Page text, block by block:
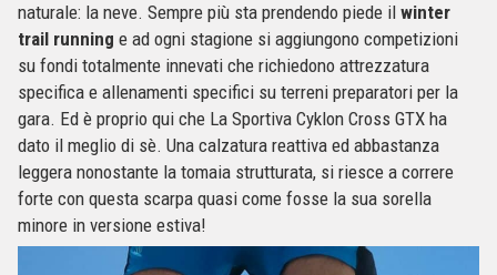
naturale: la neve. Sempre più sta prendendo piede il winter
trail running e ad ogni stagione si aggiungono competizioni
su fondi totalmente innevati che richiedono attrezzatura
specifica e allenamenti specifici su terreni preparatori per la
gara. Ed è proprio qui che La Sportiva Cyklon Cross GTX ha
dato il meglio di sè. Una calzatura reattiva ed abbastanza
leggera nonostante la tomaia strutturata, si riesce a correre
forte con questa scarpa quasi come fosse la sua sorella
minore in versione estiva!